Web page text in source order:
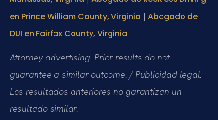
en Prince William County, Virginia | Abogado de
DUI en Fairfax County, Virginia
Attorney advertising. Prior results do not
guarantee a similar outcome. / Publicidad legal.
Los resultados anteriores no garantizan un
resultado similar.